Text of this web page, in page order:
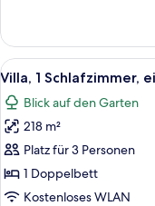
Alle
Fotos
für
Villa,
1
Schlafzimmer,
eigener
16
Villa, 1 Schlafzimmer,
Blick auf den Garten
218 m²
Platz für 3 Personen
1 Doppelbett
Kostenloses WLAN